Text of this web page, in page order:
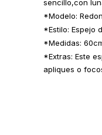
sencillo,con
*Modelo:
*Estilo: Espejo
*Medidas:
*Extras: Este
apliques o